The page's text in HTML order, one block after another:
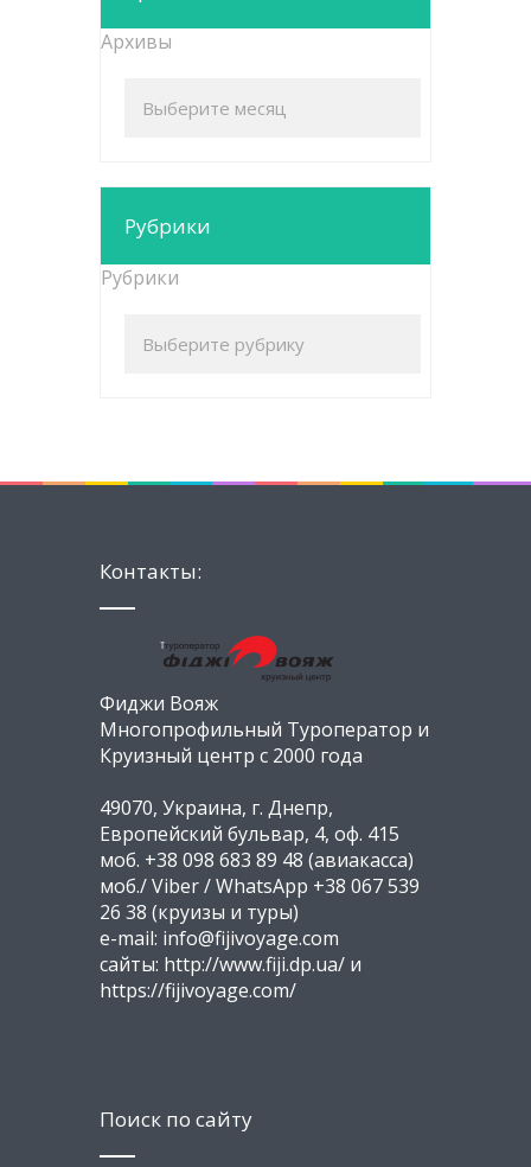
Архивы
Рубрики
Рубрики
Контакты:
Фиджи Вояж
Многопрофильный Туроператор и
Круизный центр с 2000 года
49070, Украина, г. Днепр,
Европейский бульвар, 4, оф. 415
моб. +38 098 683 89 48 (авиакасса)
моб./ Viber / WhatsApp +38 067 539
26 38 (круизы и туры)
e-mail: info@fijivoyage.com
сайты: http://www.fiji.dp.ua/ и
https://fijivoyage.com/
Поиск по сайту